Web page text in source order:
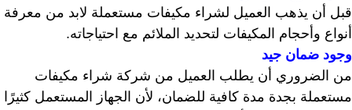
قبل أن يذهب العميل لشراء مكيفات مستعملة لابد من معرفة
أنواع وأحجام المكيفات لتحديد الملائم مع احتياجاته.
وجود ضمان جيد
من الضروري أن يطلب العميل من شركة شراء مكيفات
مستعملة بجدة مدة كافية للضمان، لأن الجهاز المستعمل كثيرًا